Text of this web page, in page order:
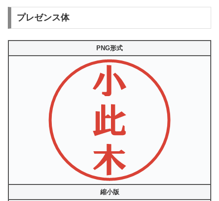
プレゼンス体
PNG形式
縮小版